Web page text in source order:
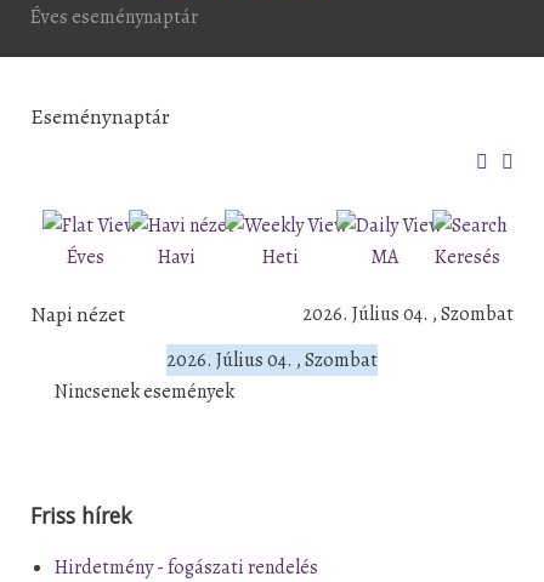
Éves eseménynaptár
Eseménynaptár
Éves Havi Heti MA Keresés
Napi nézet
2026. Július 04. , Szombat
2026. Július 04. , Szombat
Nincsenek események
Friss hírek
Hirdetmény - fogászati rendelés